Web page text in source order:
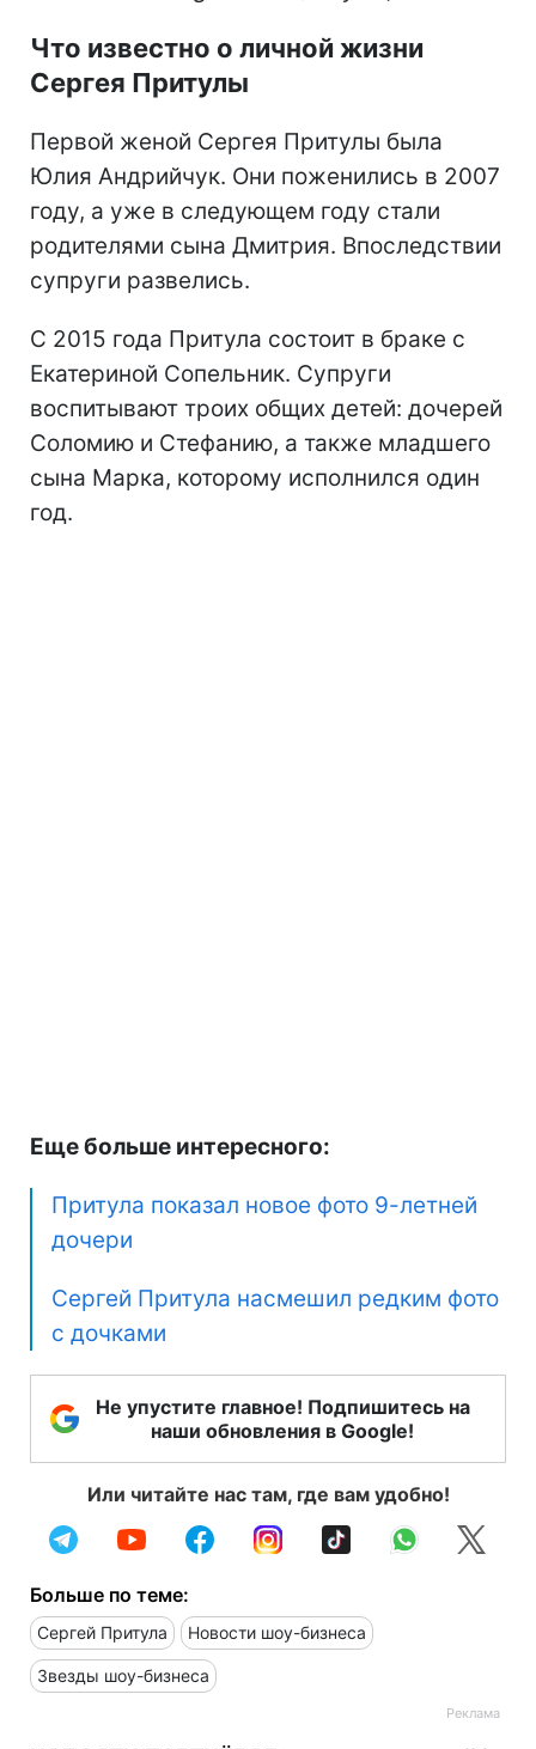
Что известно о личной жизни
Сергея Притулы
Первой женой Сергея Притулы была
Юлия Андрийчук. Они поженились в 2007
году, а уже в следующем году стали
родителями сына Дмитрия. Впоследствии
супруги развелись.
С 2015 года Притула состоит в браке с
Екатериной Сопельник. Супруги
воспитывают троих общих детей: дочерей
Соломию и Стефанию, а также младшего
сына Марка, которому исполнился один
год.
Еще больше интересного:
Притула показал новое фото 9-летней
дочери
Сергей Притула насмешил редким фото
с дочками
Не упустите главное! Подпишитесь на
наши обновления в Google!
Или читайте нас там, где вам удобно!
Больше по теме:
Сергей Притула Новости шоу-бизнеса
Звезды шоу-бизнеса